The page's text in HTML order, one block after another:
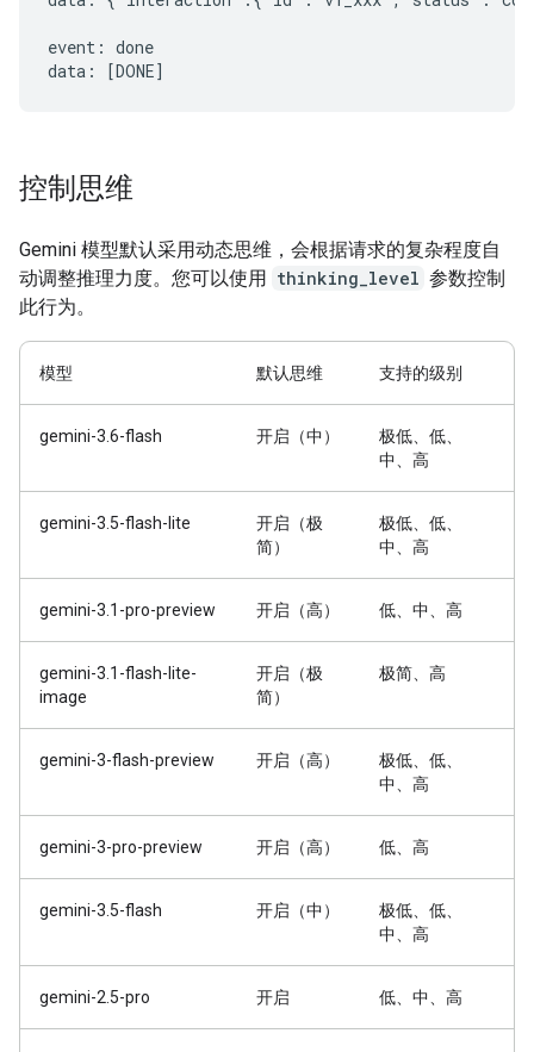
event: done
控制思维
Gemini 模型默认采用动态思维，会根据请求的复杂程度自
动调整推理力度。您可以使用 thinking_level 参数控制
此行为。
模型 默认思维 支持的级别
gemini-3.6-flash 开启（中）
极低、低、
中、高
gemini-3.5-flash-lite
开启（极
简）
极低、低、
中、高
gemini-3.1-pro-preview 开启（高） 低、中、高
gemini-3.1-flash-lite-
image
开启（极
简）
极简、高
gemini-3-flash-preview 开启（高）
极低、低、
中、高
gemini-3-pro-preview 开启（高） 低、高
gemini-3.5-flash 开启（中）
极低、低、
中、高
gemini-2.5-pro 开启 低、中、高